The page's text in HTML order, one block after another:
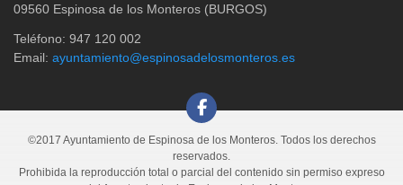
09560 Espinosa de los Monteros (BURGOS)
Teléfono: 947 120 002
Email: ayuntamiento@espinosadelosmonteros.es
©2017 Ayuntamiento de Espinosa de los Monteros. Todos los derechos
reservados.
Prohibida la reproducción total o parcial del contenido sin permiso expreso